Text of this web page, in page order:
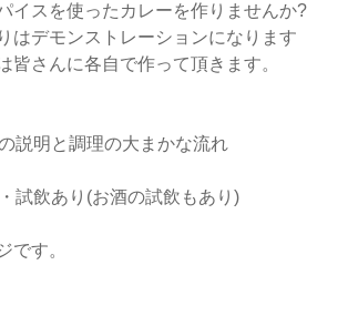
イスを使ったカレーを作りませんか?
はデモンストレーションになります
皆さんに各自で作って頂きます。
説明と調理の大まかな流れ
試飲あり(お酒の試飲もあり)
です。